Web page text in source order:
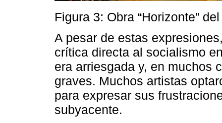
Figura 3: Obra “Horizonte”
A pesar de estas
crítica directa al socialismo
era arriesgada y, en muchos
graves. Muchos artistas
para expresar sus
subyacente.